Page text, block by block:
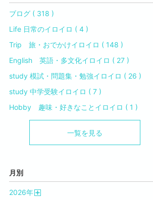
ブログ ( 318 )
Life 日常のイロイロ ( 4 )
Trip 旅・おでかけイロイロ ( 148 )
English 英語・多文化イロイロ ( 27 )
study 模試・問題集・勉強イロイロ ( 26 )
study 中学受験イロイロ ( 7 )
Hobby 趣味・好きなことイロイロ ( 1 )
一覧を見る
月別
2026年